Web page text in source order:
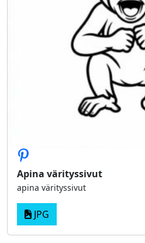
Apina värityssivut
apina värityssivut
JPG